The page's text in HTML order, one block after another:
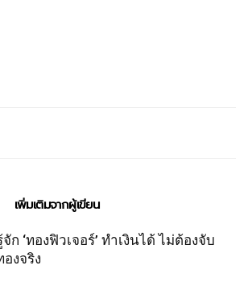
เพิ่มเติมจากผู้เขียน
จัก ‘ทองฟิวเจอร์’ ทำเงินได้ ไม่ต้องจับ
องจริง